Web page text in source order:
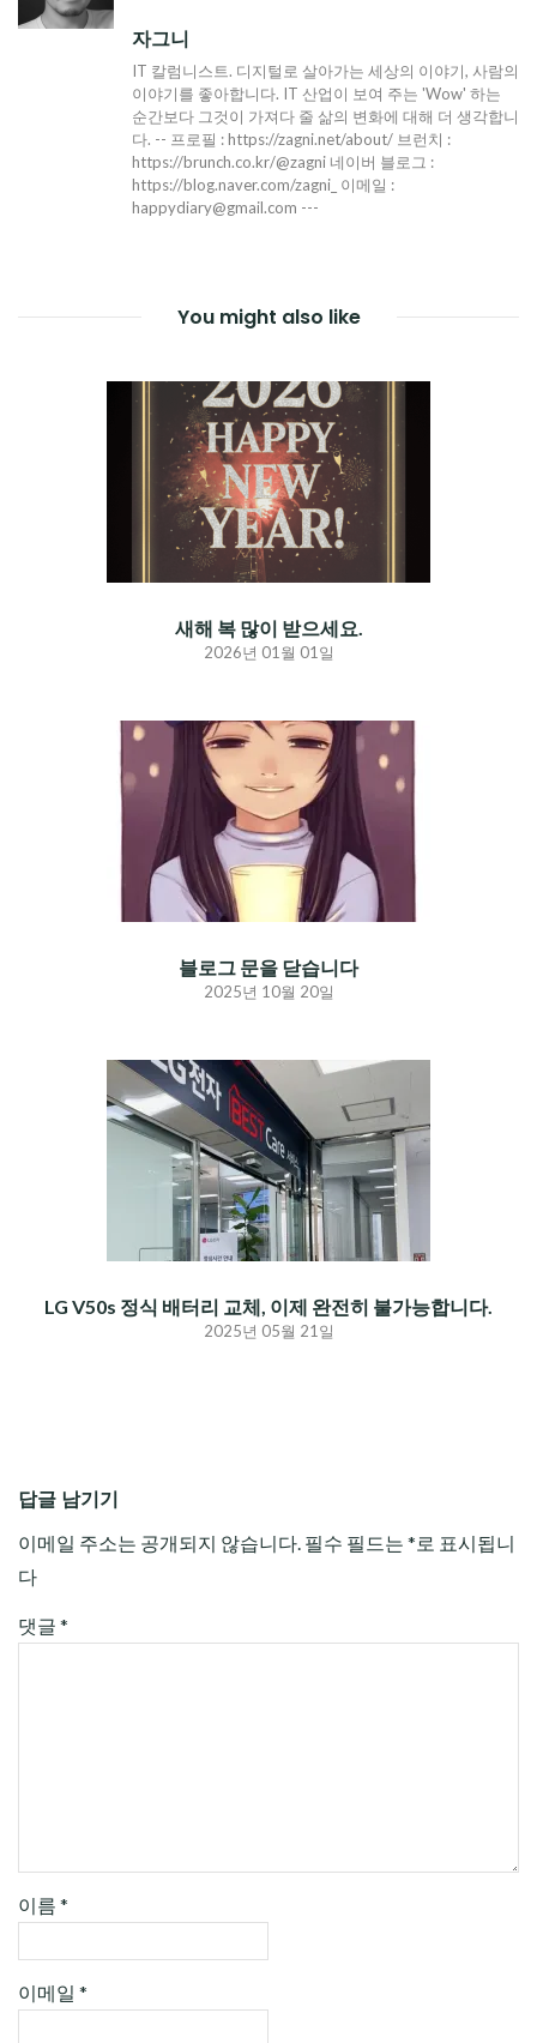
자그니
IT 칼럼니스트. 디지털로 살아가는 세상의 이야기, 사람의
이야기를 좋아합니다. IT 산업이 보여 주는 'Wow' 하는
순간보다 그것이 가져다 줄 삶의 변화에 대해 더 생각합니
다. -- 프로필 : https://zagni.net/about/ 브런치 :
https://brunch.co.kr/@zagni 네이버 블로그 :
https://blog.naver.com/zagni_ 이메일 :
happydiary@gmail.com ---
You might also like
새해 복 많이 받으세요.
2026년 01월 01일
블로그 문을 닫습니다
2025년 10월 20일
LG V50s 정식 배터리 교체, 이제 완전히 불가능합니다.
2025년 05월 21일
답글 남기기
이메일 주소는 공개되지 않습니다. 필수 필드는 * 로 표시됩니
다
댓글 *
이름 *
이메일 *